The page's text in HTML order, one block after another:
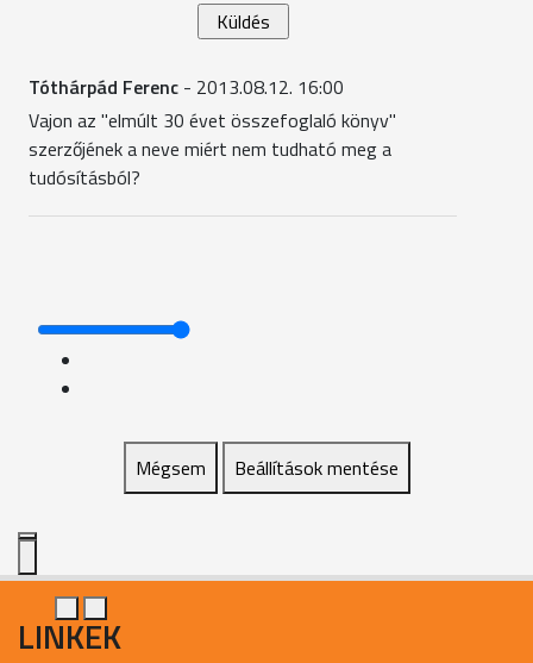
Tóthárpád Ferenc - 2013.08.12. 16:00
Vajon az "elmúlt 30 évet összefoglaló könyv"
szerzőjének a neve miért nem tudható meg a
tudósításból?
Mégsem Beállítások mentése
LINKEK